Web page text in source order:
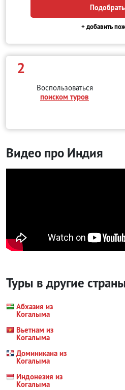
+ добавить
2
Воспользоваться
поиском туров
Видео про Индия
Туры в другие
Абхазия из
Когалыма
Вьетнам из
Когалыма
Доминикана из
Когалыма
Индонезия из
Когалыма